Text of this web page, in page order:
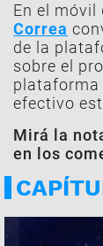
En el móvil
Correa
de la
sobre el
plataforma
efectivo
Mirá la
en los